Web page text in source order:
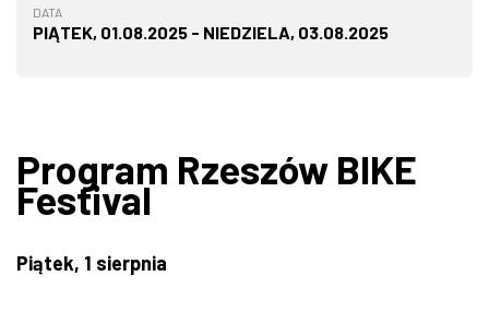
DATA
PIĄTEK, 01.08.2025 - NIEDZIELA, 03.08.2025
Program Rzeszów BIKE
Festival
Piątek, 1 sierpnia